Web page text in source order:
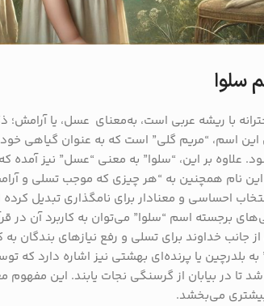
سلوا
با ریشه عربی است، به‌معنای عسل، یا
این اسم، “مریم گلی” است که به عنوان گیاهی
علاوه بر این، “سلوا” به معنی “عسل” نیز آمده
نام همچنین به “هر چیزی که موجب تسلی و
احساسی و معنادار برای نامگذاری تبدیل
برجسته اسم “سلوا” می‌توان به کاربرد آن در
جانب خداوند برای تسلی و رفع نیازهای بندگان
به بلدرچین یا پرنده‌ای بهشتی نیز اشاره دارد که
شد تا در بیابان از گرسنگی نجات یابند. این مفهوم
می‌بخشد.